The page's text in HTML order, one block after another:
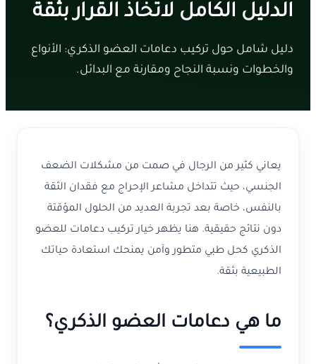
الدليل الكامل لاتخاذ القرار بثقة
دليل شامل حول تركيب دعامات العضو الذكري: الأنواع
والخطوات ونسبة النجاح ومقارنة مع البدائل.
يعاني كثير من الرجال في صمت من مشكلات الضعف
الجنسي، حيث تتداخل مشاعر الإحراج مع فقدان الثقة
بالنفس، خاصة بعد تجربة العديد من الحلول المؤقتة
دون نتائج حقيقية. هنا يظهر خيار تركيب دعامات للعضو
الذكري كحل طبي متطور وآمن يمنحك استعادة حياتك
الطبيعية بثقة.
ما هي دعامات العضو الذكري؟